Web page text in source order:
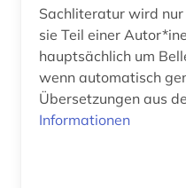
Sachliteratur wird
sie Teil einer
hauptsächlich um
wenn automatisch
Übersetzungen aus
Informationen